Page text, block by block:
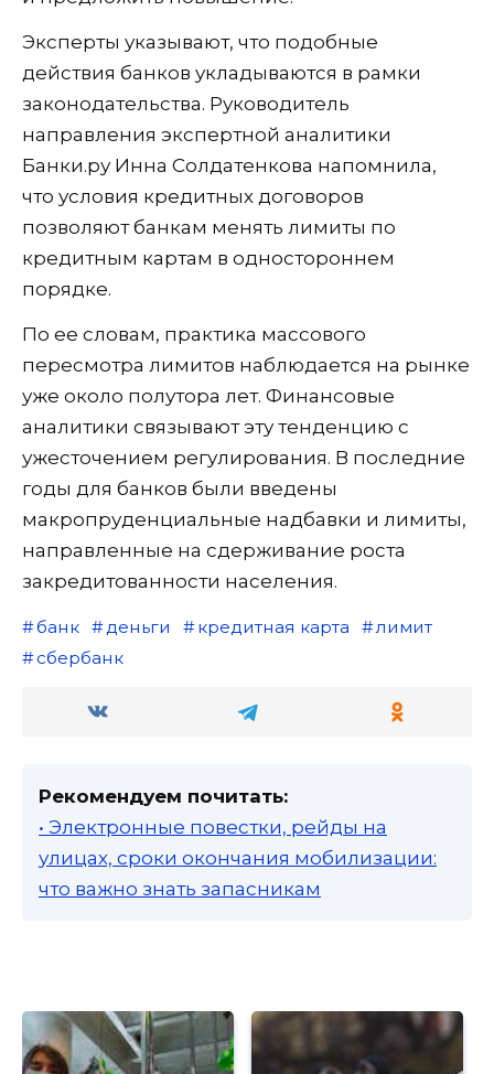
Эксперты указывают, что подобные
действия банков укладываются в рамки
законодательства. Руководитель
направления экспертной аналитики
Банки.ру Инна Солдатенкова напомнила,
что условия кредитных договоров
позволяют банкам менять лимиты по
кредитным картам в одностороннем
порядке.
По ее словам, практика массового
пересмотра лимитов наблюдается на рынке
уже около полутора лет. Финансовые
аналитики связывают эту тенденцию с
ужесточением регулирования. В последние
годы для банков были введены
макропруденциальные надбавки и лимиты,
направленные на сдерживание роста
закредитованности населения.
банк деньги кредитная карта
лимит
сбербанк
Рекомендуем почитать:
• Электронные повестки, рейды на
улицах, сроки окончания мобилизации:
что важно знать запасникам